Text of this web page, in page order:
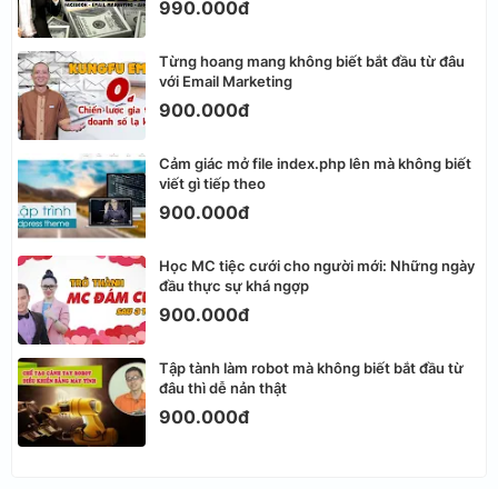
990.000đ
Từng hoang mang không biết bắt đầu từ đâu
với Email Marketing
900.000đ
Cảm giác mở file index.php lên mà không biết
viết gì tiếp theo
900.000đ
Học MC tiệc cưới cho người mới: Những ngày
đầu thực sự khá ngợp
900.000đ
Tập tành làm robot mà không biết bắt đầu từ
đâu thì dễ nản thật
900.000đ